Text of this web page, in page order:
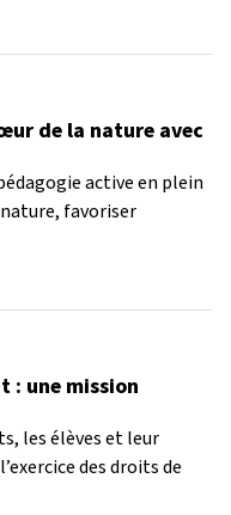
de la nature avec
active en plein
favoriser
: une mission
les élèves et leur
des droits de